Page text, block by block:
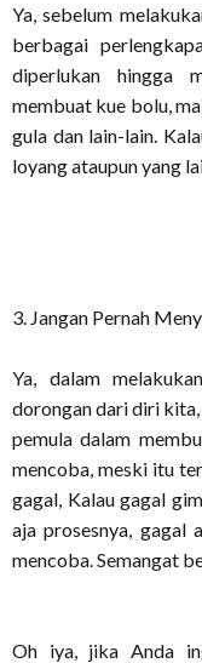
Ya, sebelum
berbagai
diperlukan hingga
membuat kue bolu,
gula dan lain-lain.
loyang ataupun yang
3. Jangan Pernah
Ya, dalam
dorongan dari diri
pemula dalam
mencoba, meski itu
gagal, Kalau gagal
aja prosesnya, gagal
mencoba. Semangat
Oh iya, jika Anda